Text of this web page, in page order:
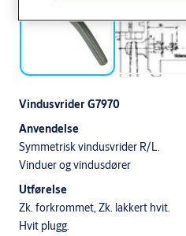
Vindusvrider G7970
Anvendelse
Symmetrisk vindusvrider R/L.
Vinduer og vindusdører
Utførelse
Zk. forkrommet, Zk. lakkert hvit.
Hvit plugg.